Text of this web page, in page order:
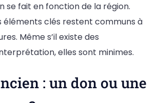
se fait en fonction de la région.
éléments clés restent communs à
Même s’il existe des
elles sont minimes.
: un don ou une